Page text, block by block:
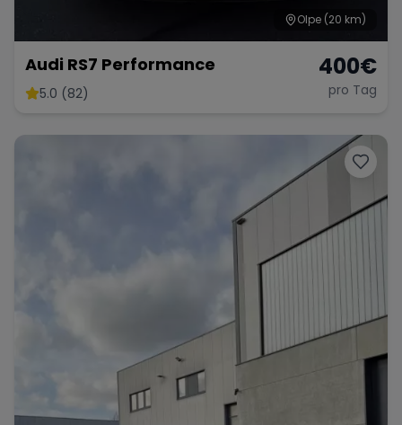
Olpe (20 km)
Audi RS7 Performance
5.0 (82)
400€
pro Tag